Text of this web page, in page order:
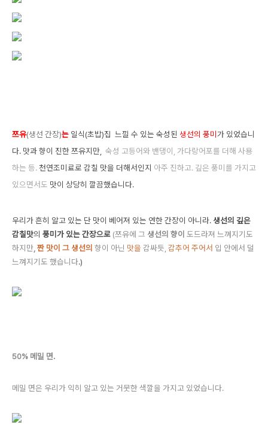
쯔유(생선 간장)는 일식(초밥)집 느낄 수 있는 숙성된 생선의 풍미가 있었습니
다. 맛과 향이 진한 쯔유지만, 숙성 고등어와 밴댕이, 가다랑어포를 더해 사용
하는 등. 천연조미료로 감칠 맛을 더해서인지 아주 진하고. 깊은 풍미를 가지고
있으면서도 맛이 상당히 깔끔했습니다.
우리가 흔히 알고 있는 단 맛이 베어져 있는 연한 간장이 아니라. 생선의 깊은
감칠맛의 풍미가 있는 간장으로 (쯔유에 그 생선의 향이 도드라져 느껴지기도
하지만,짠 맛이 그 생선의 향이 아닌 맛을 감싸듯, 감추어 주어서 입 안에서 덜
느껴지기도 했습니다.)
50% 메밀 면.
메밀 면은 우리가 익히 알고 있는 거뭇한 색깔을 가지고 있었습니다.